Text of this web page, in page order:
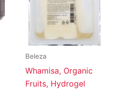
Beleza
Whamisa, Organic
Fruits, Hydrogel